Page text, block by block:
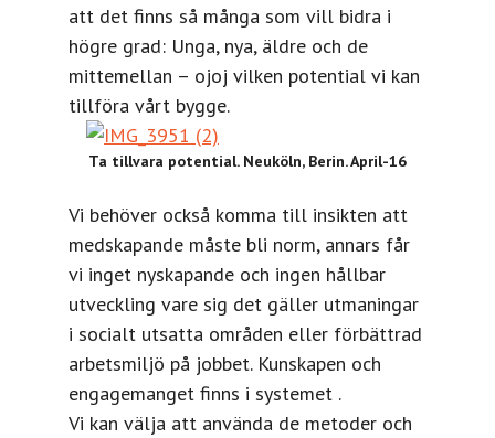
att det finns så många som vill bidra i
högre grad: Unga, nya, äldre och de
mittemellan – ojoj vilken potential vi kan
tillföra vårt bygge.
Ta tillvara potential. Neuköln, Berin. April-16
Vi behöver också komma till insikten att
medskapande måste bli norm, annars får
vi inget nyskapande och ingen hållbar
utveckling vare sig det gäller utmaningar
i socialt utsatta områden eller förbättrad
arbetsmiljö på jobbet. Kunskapen och
engagemanget finns i systemet .
Vi kan välja att använda de metoder och